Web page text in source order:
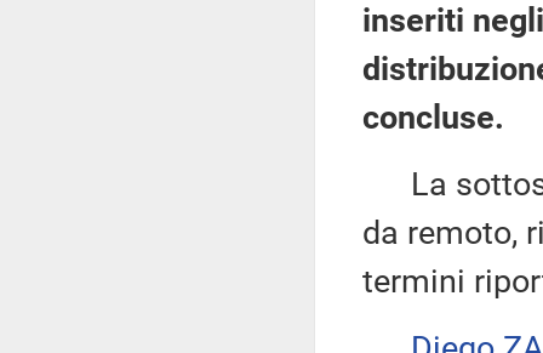
inseriti
concluse.
La
da remoto,
termini